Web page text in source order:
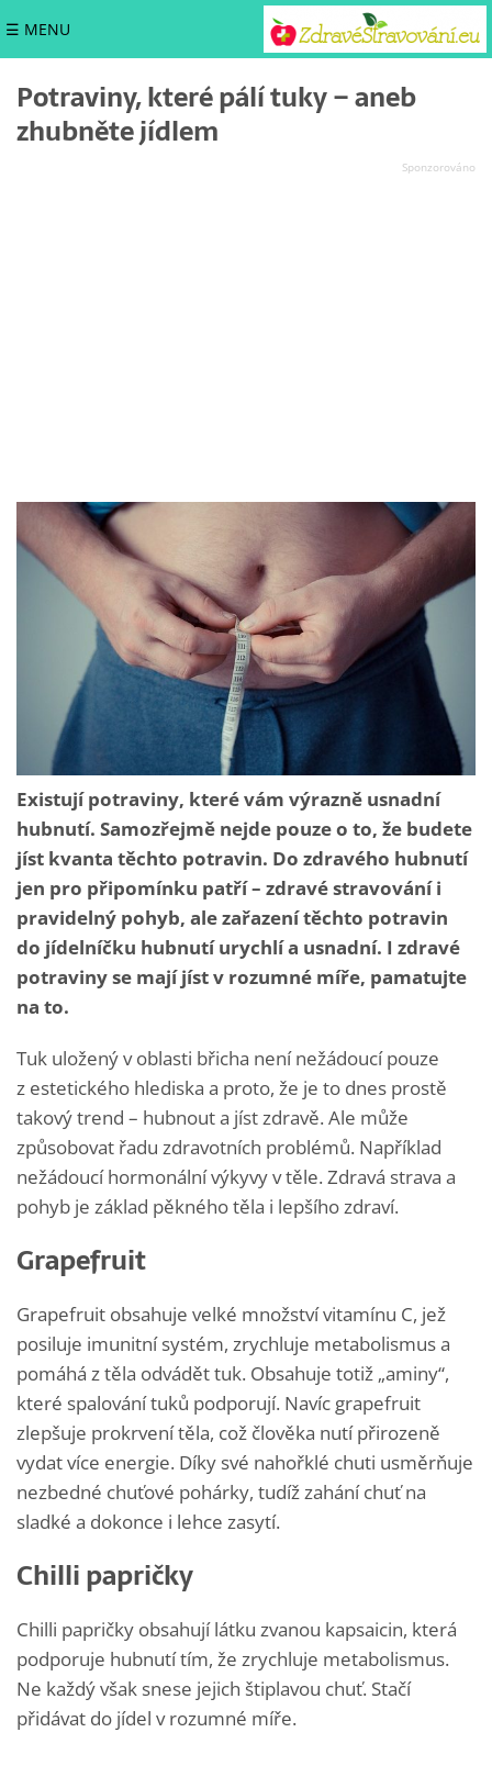
☰ MENU
Potraviny, které pálí tuky – aneb
zhubněte jídlem
Existují potraviny, které vám výrazně usnadní
hubnutí. Samozřejmě nejde pouze o to, že budete
jíst kvanta těchto potravin. Do zdravého hubnutí
jen pro připomínku patří – zdravé stravování i
pravidelný pohyb, ale zařazení těchto potravin
do jídelníčku hubnutí urychlí a usnadní. I zdravé
potraviny se mají jíst v rozumné míře, pamatujte
na to.
Tuk uložený v oblasti břicha není nežádoucí pouze
z estetického hlediska a proto, že je to dnes prostě
takový trend – hubnout a jíst zdravě. Ale může
způsobovat řadu zdravotních problémů. Například
nežádoucí hormonální výkyvy v těle. Zdravá strava a
pohyb je základ pěkného těla i lepšího zdraví.
Grapefruit
Grapefruit obsahuje velké množství vitamínu C, jež
posiluje imunitní systém, zrychluje metabolismus a
pomáhá z těla odvádět tuk. Obsahuje totiž „aminy“,
které spalování tuků podporují. Navíc grapefruit
zlepšuje prokrvení těla, což člověka nutí přirozeně
vydat více energie. Díky své nahořklé chuti usměrňuje
nezbedné chuťové pohárky, tudíž zahání chuť na
sladké a dokonce i lehce zasytí.
Chilli papričky
Chilli papričky obsahují látku zvanou kapsaicin, která
podporuje hubnutí tím, že zrychluje metabolismus.
Ne každý však snese jejich štiplavou chuť. Stačí
přidávat do jídel v rozumné míře.